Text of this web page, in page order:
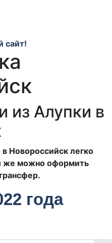
сайт!
из Алупки в
Новороссийск легко
же можно оформить
года